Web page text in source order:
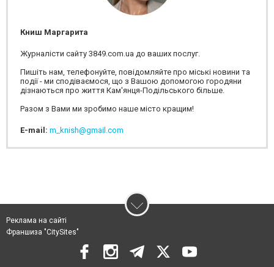
Книш Маргарита
Журналісти сайту 3849.com.ua до ваших послуг.
Пишіть нам, телефонуйте, повідомляйте про міські новини та
події - ми сподіваємося, що з Вашою допомогою городяни
дізнаються про життя Кам'янця-Подільського більше.
Разом з Вами ми зробимо наше місто кращим!
E-mail: m_knish@gmail.com
Реклама на сайті
Франшиза "CitySites"